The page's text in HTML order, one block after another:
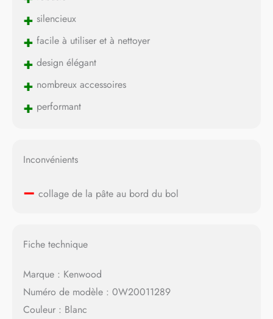
+ silencieux
+ facile à utiliser et à nettoyer
+ design élégant
+ nombreux accessoires
+ performant
Inconvénients
– collage de la pâte au bord du bol
Fiche technique
Marque : Kenwood
Numéro de modèle : 0W20011289
Couleur : Blanc